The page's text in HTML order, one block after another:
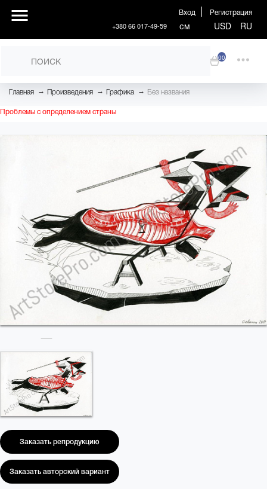
Вход Регистрация
+380 66 017-49-59 см USD RU
00
Главная → Произведения → Графика → Без названия
Проблемы с определением страны
Заказать репродукцию
Заказать авторский вариант